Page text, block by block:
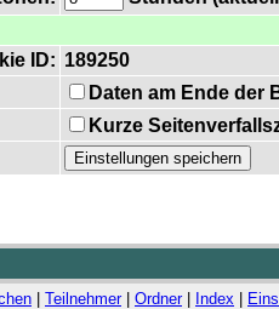
ID: 189250
Daten am Ende der
Kurze
Teilnehmer| Ordner| Index